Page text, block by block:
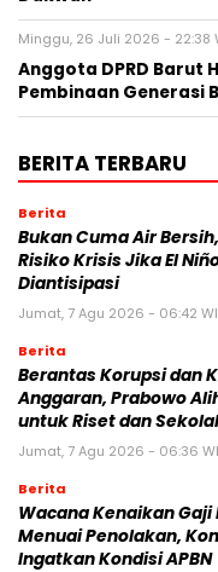
Minggu, 26 Juli 2026 - 22:38
Anggota DPRD Barut
Pembinaan Generasi
BERITA TERBARU
Berita
Bukan Cuma Air
Risiko Krisis Jika El
Diantisipasi
Jumat, 7 Agu 2026 - 06:42
Berita
Berantas Korupsi dan
Anggaran, Prabowo
untuk Riset dan
Jumat, 7 Agu 2026 - 06:36
Berita
Wacana Kenaikan Gaji
Menuai Penolakan,
Ingatkan Kondisi APBN